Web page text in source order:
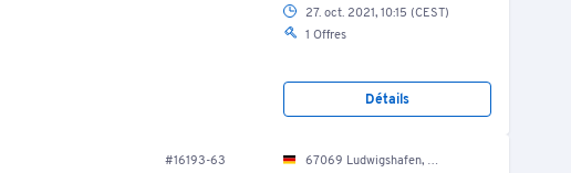
27. oct. 2021, 10:15 (CEST)
1 Offres
Détails
#16193-63
67069 Ludwigshafen, Nordring 46/ Fuhrpark